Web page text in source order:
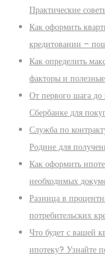
Практические
Как оформить
кредитовании –
Как определить
факторы и
От первого шага
Сбербанке для
Служба по
Родине для
Как оформить
необходимых
Разница в
потребительских
Что будет с вашей
ипотеку? Узнайте